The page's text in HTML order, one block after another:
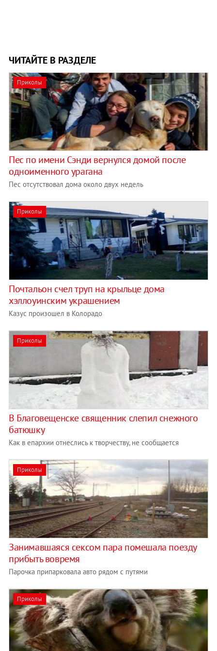
ЧИТАЙТЕ В РАЗДЕЛЕ
Приколы
Пес по имени Сэнди вернулся домой после
одноименного урагана
Пес отсутствовал дома около двух недель
Приколы
Почтальон счел труп на крыльце дома
хэллоуинским украшением
Казус произошел в Колорадо
Приколы
В Благовещенске священник слепил снежного
батюшку
Как в епархии отнеслись к творчеству, не сообщается
Приколы
Занимавшаяся сексом пара помешала поезду
прибыть вовремя
Парочка припарковала авто рядом с путями
Приколы